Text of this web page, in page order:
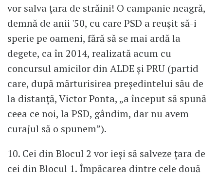
vor salva țara de străini! O campanie neagră,
demnă de anii '50, cu care PSD a reușit să-i
sperie pe oameni, fără să se mai ardă la
degete, ca în 2014, realizată acum cu
concursul amicilor din ALDE și PRU (partid
care, după mărturisirea președintelui său de
la distanță, Victor Ponta, „a început să spună
ceea ce noi, la PSD, gândim, dar nu avem
curajul să o spunem”).
10. Cei din Blocul 2 vor ieși să salveze țara de
cei din Blocul 1. Împăcarea dintre cele două